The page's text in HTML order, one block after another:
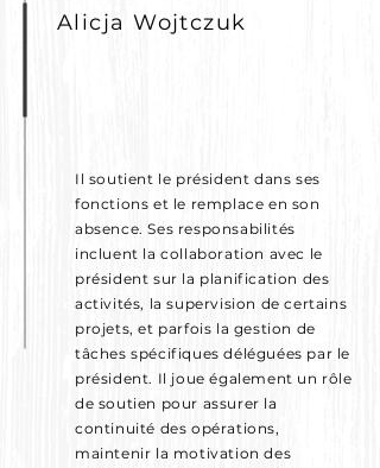
Alicja Wojtczuk
Il soutient le président dans ses
fonctions et le remplace en son
absence. Ses responsabilités
incluent la collaboration avec le
président sur la planification des
activités, la supervision de certains
projets, et parfois la gestion de
tâches spécifiques déléguées par le
président. Il joue également un rôle
de soutien pour assurer la
continuité des opérations,
maintenir la motivation des